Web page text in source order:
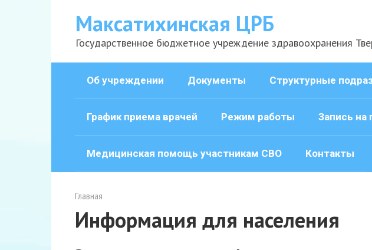
Максатихинская ЦРБ
Государственное бюджетное учреждение здравоохранения
Об учреждении Документы Структурные
График приема врачей Режим работы Запись на
Медицинская помощь участникам СВО Контакты
Главная
Информация для населения